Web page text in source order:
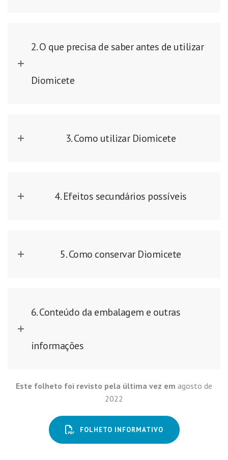
2. O que precisa de saber antes de utilizar
Diomicete
3. Como utilizar Diomicete
4. Efeitos secundários possíveis
5. Como conservar Diomicete
6. Conteúdo da embalagem e outras
informações
Este folheto foi revisto pela última vez em agosto de
2022
FOLHETO INFORMATIVO